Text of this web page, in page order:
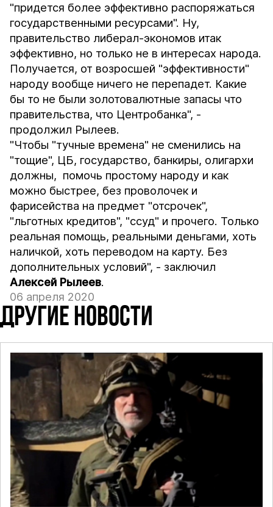
"придется более эффективно распоряжаться
государственными ресурсами". Ну,
правительство либерал-экономов итак
эффективно, но только не в интересах народа.
Получается, от возросшей "эффективности"
народу вообще ничего не перепадет. Какие
бы то не были золотовалютные запасы что
правительства, что Центробанка", -
продолжил Рылеев.
"Чтобы "тучные времена" не сменились на
"тощие", ЦБ, государство, банкиры, олигархи
должны, помочь простому народу и как
можно быстрее, без проволочек и
фарисейства на предмет "отсрочек",
"льготных кредитов", "ссуд" и прочего. Только
реальная помощь, реальными деньгами, хоть
наличкой, хоть переводом на карту. Без
дополнительных условий", - заключил
Алексей Рылеев.
06 апреля 2020
ДРУГИЕ НОВОСТИ